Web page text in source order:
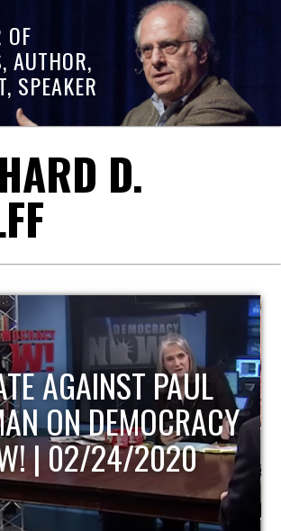
OF
AUTHOR,
SPEAKER
D.
AGAINST PAUL
ON DEMOCRACY
| 02/24/2020